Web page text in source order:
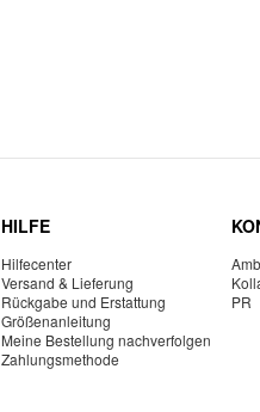
HILFE
Hilfecenter
Versand & Lieferung
Rückgabe und Erstattung
Größenanleitung
Meine Bestellung nachverfolgen
Zahlungsmethode
PR